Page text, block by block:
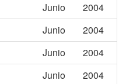
Junio
2004
Junio
2004
Junio
2004
Junio 2004